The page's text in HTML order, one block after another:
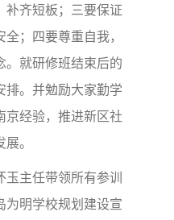
补齐短板；三要保证
；四要尊重自我，
。就研修班结束后的
排。并勉励大家勤学
京经验，推进新区社
。
主任带领所有参训
为明学校规划建设宣